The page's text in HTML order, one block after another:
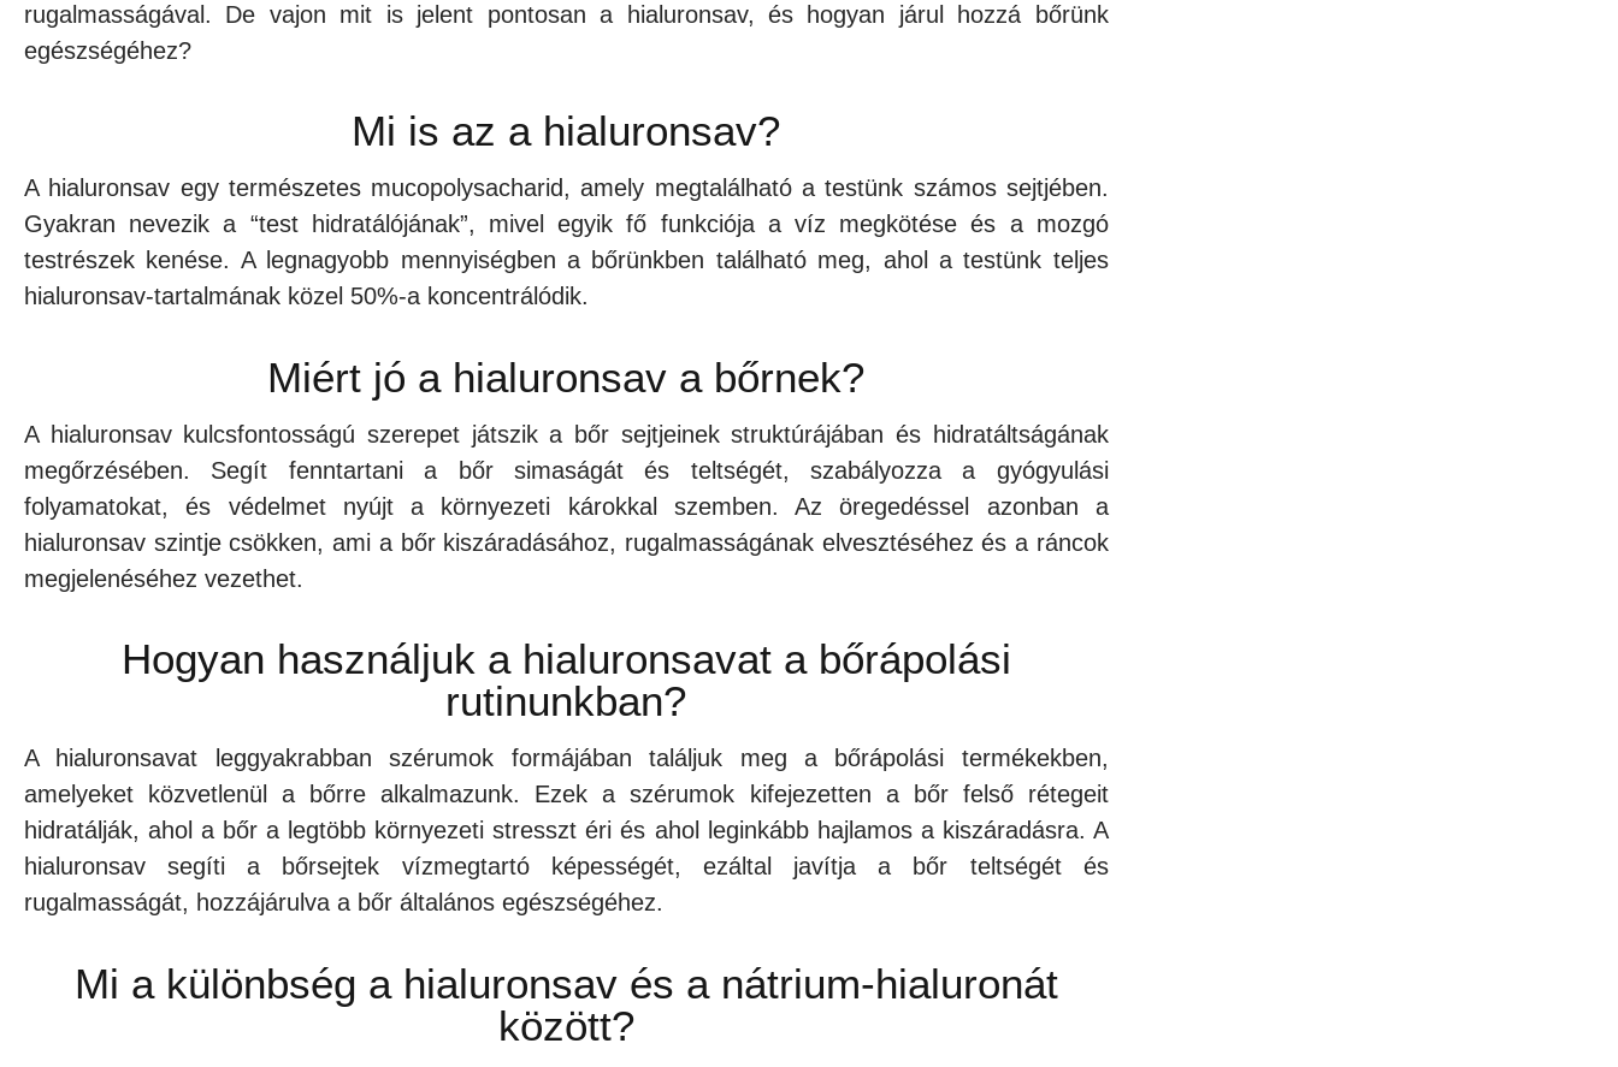
rugalmasságával. De vajon mit is jelent pontosan a hialuronsav, és hogyan járul hozzá bőrünk
egészségéhez?
Mi is az a hialuronsav?
A hialuronsav egy természetes mucopolysacharid, amely megtalálható a testünk számos sejtjében.
Gyakran nevezik a “test hidratálójának”, mivel egyik fő funkciója a víz megkötése és a mozgó
testrészek kenése. A legnagyobb mennyiségben a bőrünkben található meg, ahol a testünk teljes
hialuronsav-tartalmának közel 50%-a koncentrálódik.
Miért jó a hialuronsav a bőrnek?
A hialuronsav kulcsfontosságú szerepet játszik a bőr sejtjeinek struktúrájában és hidratáltságának
megőrzésében. Segít fenntartani a bőr simaságát és teltségét, szabályozza a gyógyulási
folyamatokat, és védelmet nyújt a környezeti károkkal szemben. Az öregedéssel azonban a
hialuronsav szintje csökken, ami a bőr kiszáradásához, rugalmasságának elvesztéséhez és a ráncok
megjelenéséhez vezethet.
Hogyan használjuk a hialuronsavat a bőrápolási
rutinunkban?
A hialuronsavat leggyakrabban szérumok formájában találjuk meg a bőrápolási termékekben,
amelyeket közvetlenül a bőrre alkalmazunk. Ezek a szérumok kifejezetten a bőr felső rétegeit
hidratálják, ahol a bőr a legtöbb környezeti stresszt éri és ahol leginkább hajlamos a kiszáradásra. A
hialuronsav segíti a bőrsejtek vízmegtartó képességét, ezáltal javítja a bőr teltségét és
rugalmasságát, hozzájárulva a bőr általános egészségéhez.
Mi a különbség a hialuronsav és a nátrium-hialuronát
között?